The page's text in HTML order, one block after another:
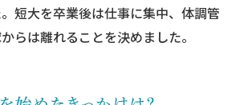
短大を卒業後は仕事に集中、体調管
らは離れることを決めました。